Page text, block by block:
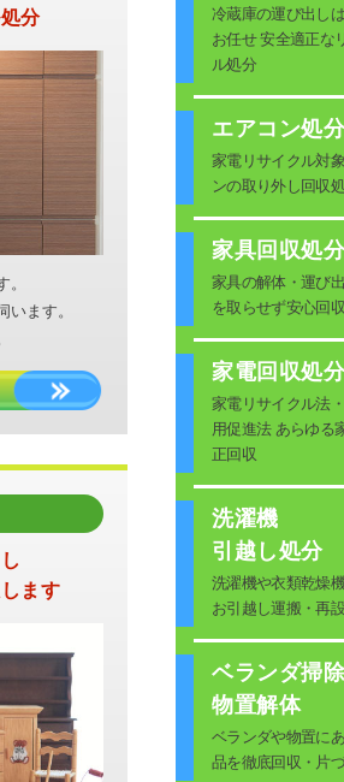
分
ます。
ます
冷蔵庫の運び出し
お任せ 安全適正な
ル処分
エアコン処
家電リサイクル対
ンの取り外し回収
家具回収処
家具の解体・運び
を取らせず安心回
家電回収処
家電リサイクル法
用促進法 あらゆる
正回収
洗濯機
引越し処分
洗濯機や衣類乾燥
お引越し運搬・再
ベランダ掃除
物置解体
ベランダや物置に
品を徹底回収・片